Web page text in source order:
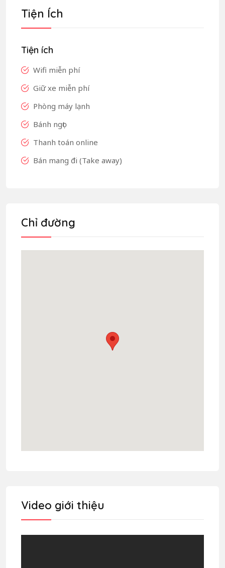
Tiện Ích
Tiện ích
Wifi miễn phí
Giữ xe miễn phí
Phòng máy lạnh
Bánh ngọt
Thanh toán online
Bán mang đi (Take away)
Chỉ đường
Video giới thiệu